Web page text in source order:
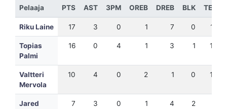
Pelaaja PTS AST 3PM OREB DREB BLK TEH
Riku Laine 17 3 0 1 7 0 19
Topias
Palmi
16 0 4 1 3 1 13
Valtteri
Mervola
10 4 0 2 1 0 13
Jared
7 3 0 1 4 2